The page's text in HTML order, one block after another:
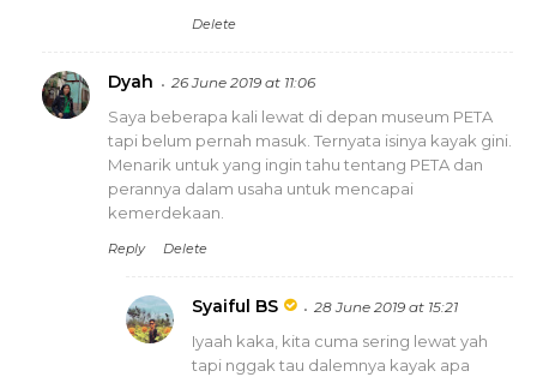
Delete
Dyah 26 June 2019 at 11:06
Saya beberapa kali lewat di depan museum PETA
tapi belum pernah masuk. Ternyata isinya kayak gini.
Menarik untuk yang ingin tahu tentang PETA dan
perannya dalam usaha untuk mencapai
kemerdekaan.
Reply Delete
Syaiful BS 28 June 2019 at 15:21
Iyaah kaka, kita cuma sering lewat yah
tapi nggak tau dalemnya kayak apa